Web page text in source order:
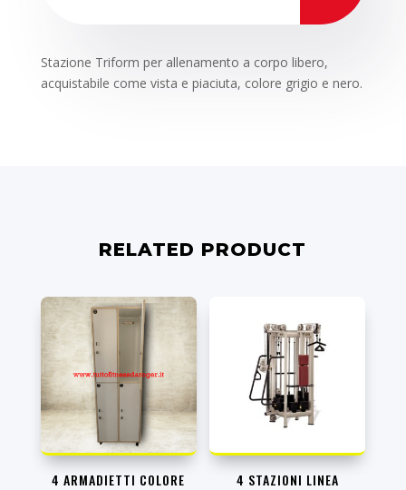
Stazione Triform per allenamento a corpo libero,
acquistabile come vista e piaciuta, colore grigio e nero.
RELATED PRODUCT
4 ARMADIETTI COLORE
4 STAZIONI LINEA